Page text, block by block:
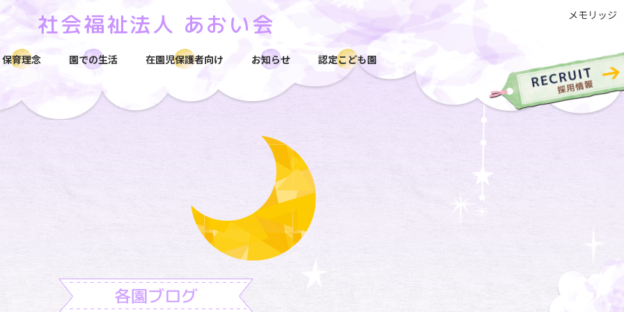
社会福祉法人 あおい会
保育理念 園での生活 在園児保護者向け お知らせ 認定こども園
メモリッジ
各園ブログ